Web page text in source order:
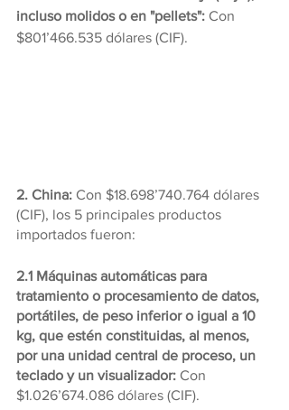
incluso molidos o en "pellets": Con
$801’466.535 dólares (CIF).
2. China: Con $18.698’740.764 dólares
(CIF), los 5 principales productos
importados fueron:
2.1 Máquinas automáticas para
tratamiento o procesamiento de datos,
portátiles, de peso inferior o igual a 10
kg, que estén constituidas, al menos,
por una unidad central de proceso, un
teclado y un visualizador: Con
$1.026’674.086 dólares (CIF).